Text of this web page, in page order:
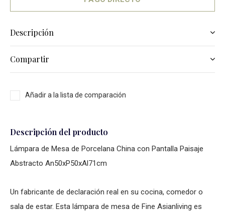
Descripción
Compartir
Añadir a la lista de comparación
Descripción del producto
Lámpara de Mesa de Porcelana China con Pantalla Paisaje
Abstracto An50xP50xAl71cm
Un fabricante de declaración real en su cocina, comedor o
sala de estar. Esta lámpara de mesa de Fine Asianliving es